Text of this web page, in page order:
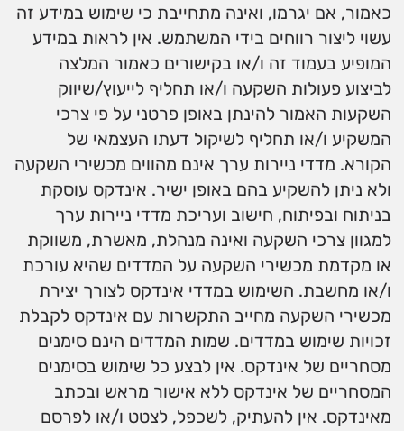
כאמור, אם יגרמו, ואינה מתחייבת כי שימוש במידע זה
עשוי ליצור רווחים בידי המשתמש. אין לראות במידע
המופיע בעמוד זה ו/או בקישורים כאמור המלצה
לביצוע פעולות השקעה ו/או תחליף לייעוץ/שיווק
השקעות האמור להינתן באופן פרטני על פי צרכי
המשקיע ו/או תחליף לשיקול דעתו העצמאי של
הקורא. מדדי ניירות ערך אינם מהווים מכשירי השקעה
ולא ניתן להשקיע בהם באופן ישיר. אינדקס עוסקת
בניתוח ובפיתוח, חישוב ועריכת מדדי ניירות ערך
למגוון צרכי השקעה ואינה מנהלת, מאשרת, משווקת
או מקדמת מכשירי השקעה על המדדים שהיא עורכת
ו/או מחשבת. השימוש במדדי אינדקס לצורך יצירת
מכשירי השקעה מחייב התקשרות עם אינדקס לקבלת
זכויות שימוש במדדים. שמות המדדים הינם סימנים
מסחריים של אינדקס. אין לבצע כל שימוש בסימנים
המסחריים של אינדקס ללא אישור מראש ובכתב
מאינדקס. אין להעתיק, לשכפל, לצטט ו/או לפרסם